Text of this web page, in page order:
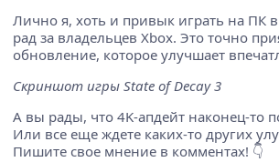
Лично я, хоть и привык играть на ПК
рад за владельцев Xbox. Это точно
обновление, которое улучшает
Скриншот игры State of Decay 3
А вы рады, что 4K-апдейт наконец-то
Или все еще ждете каких-то других
Пишите свое мнение в комментах! 👇